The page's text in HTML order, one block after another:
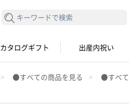
検索する
カタログギフト 出産内祝い
●すべての商品を見る ●すべて